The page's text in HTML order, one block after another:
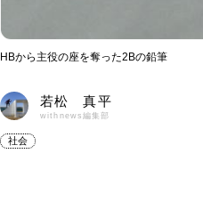
HBから主役の座を奪った2Bの鉛筆
若松 真平
withnews編集部
社会